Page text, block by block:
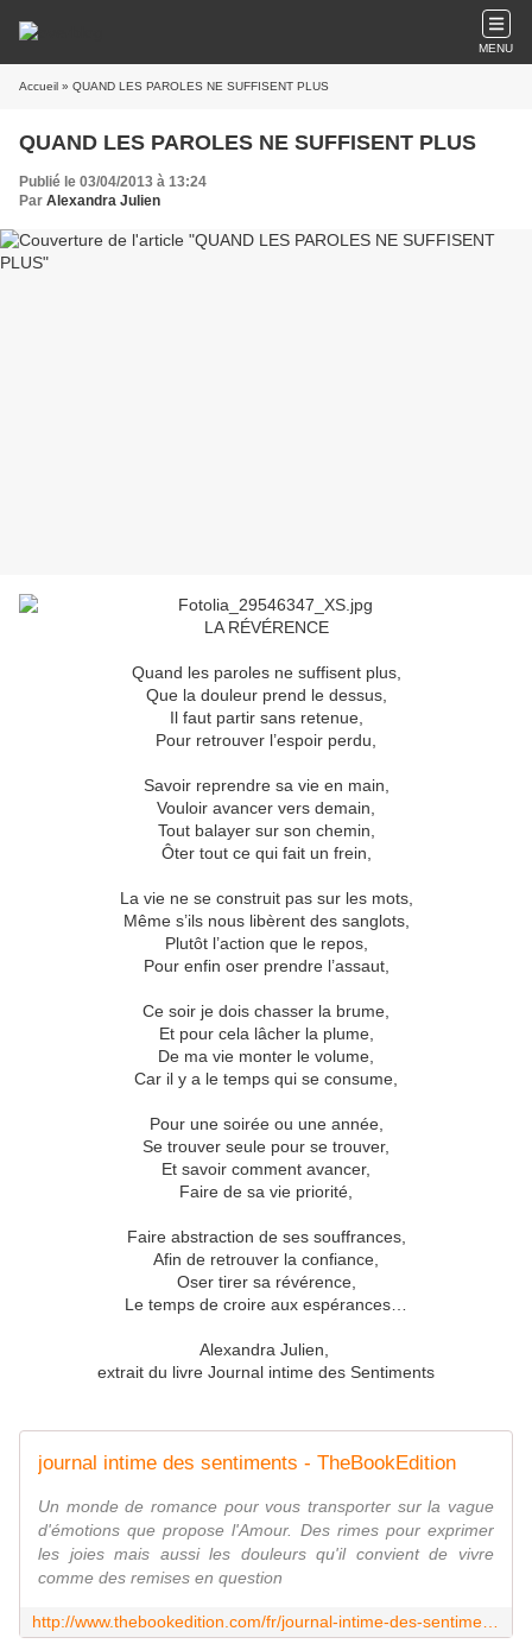
MENU
Accueil » QUAND LES PAROLES NE SUFFISENT PLUS
QUAND LES PAROLES NE SUFFISENT PLUS
Publié le 03/04/2013 à 13:24
Par Alexandra Julien
LA RÉVÉRENCE
Quand les paroles ne suffisent plus,
Que la douleur prend le dessus,
Il faut partir sans retenue,
Pour retrouver l’espoir perdu,
Savoir reprendre sa vie en main,
Vouloir avancer vers demain,
Tout balayer sur son chemin,
Ôter tout ce qui fait un frein,
La vie ne se construit pas sur les mots,
Même s’ils nous libèrent des sanglots,
Plutôt l’action que le repos,
Pour enfin oser prendre l’assaut,
Ce soir je dois chasser la brume,
Et pour cela lâcher la plume,
De ma vie monter le volume,
Car il y a le temps qui se consume,
Pour une soirée ou une année,
Se trouver seule pour se trouver,
Et savoir comment avancer,
Faire de sa vie priorité,
Faire abstraction de ses souffrances,
Afin de retrouver la confiance,
Oser tirer sa révérence,
Le temps de croire aux espérances…
Alexandra Julien,
extrait du livre Journal intime des Sentiments
journal intime des sentiments - TheBookEdition
Un monde de romance pour vous transporter sur la vague
d'émotions que propose l'Amour. Des rimes pour exprimer
les joies mais aussi les douleurs qu'il convient de vivre
comme des remises en question